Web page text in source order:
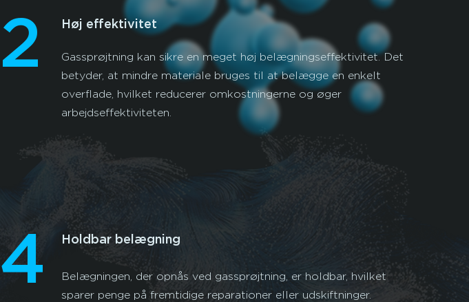
Høj effektivitet
Gassprøjtning kan sikre en meget høj belægningseffektivitet. Det
betyder, at mindre materiale bruges til at belægge en enkelt
overflade, hvilket reducerer omkostningerne og øger
arbejdseffektiviteten.
2
Holdbar belægning
Belægningen, der opnås ved gassprøjtning, er holdbar, hvilket
sparer penge på fremtidige reparationer eller udskiftninger.
4